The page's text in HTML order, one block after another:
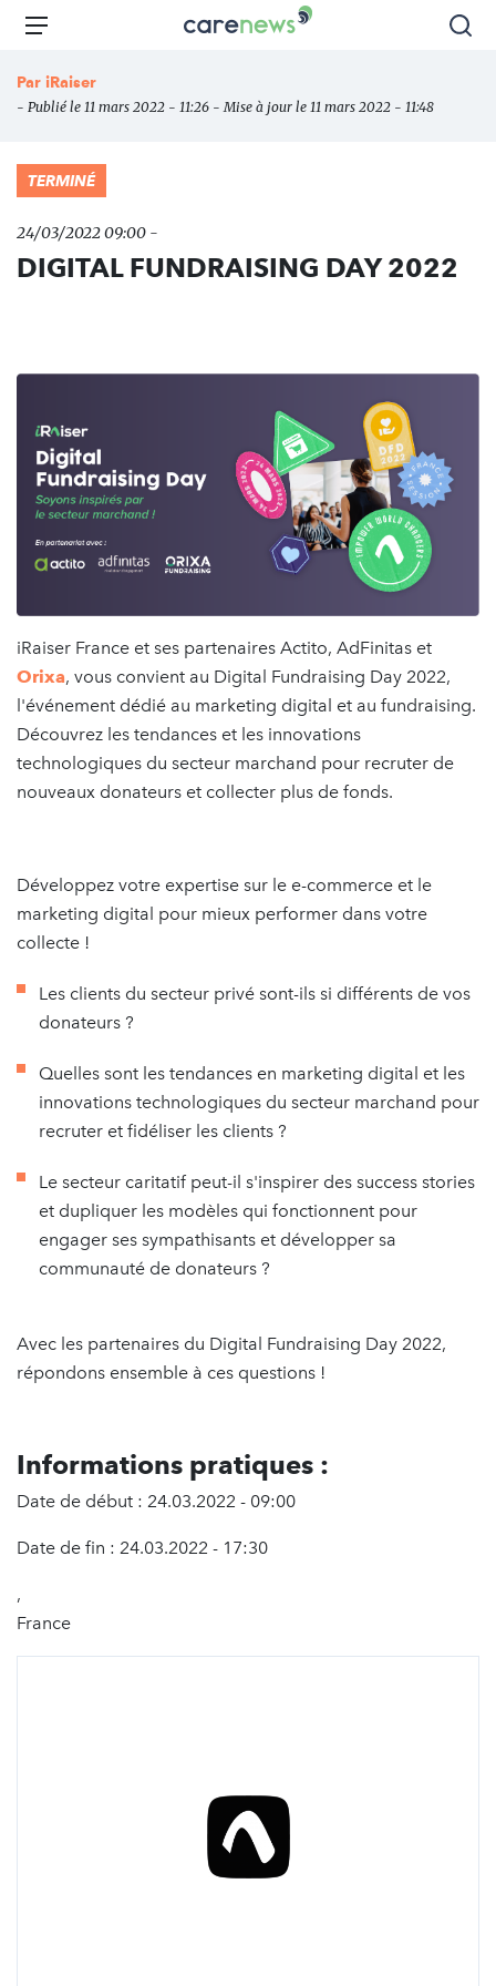
Aller
principal
Carenews,
des
Menu
Par iRaiser
- Publié le 11 mars 2022 - 11:26 - Mise à jour le 11 mars 2022 - 11:48
TERMINÉ
24/03/2022 09:00 -
DIGITAL FUNDRAISING DAY 2022
iRaiser France et ses partenaires Actito, AdFinitas et
Orixa, vous convient au Digital Fundraising Day 2022,
l'événement dédié au marketing digital et au fundraising.
Découvrez les tendances et les innovations
technologiques du secteur marchand pour recruter de
nouveaux donateurs et collecter plus de fonds.
Développez votre expertise sur le e-commerce et le
marketing digital pour mieux performer dans votre
collecte !
Les clients du secteur privé sont-ils si différents de vos
donateurs ?
Quelles sont les tendances en marketing digital et les
innovations technologiques du secteur marchand pour
recruter et fidéliser les clients ?
Le secteur caritatif peut-il s'inspirer des success stories
et dupliquer les modèles qui fonctionnent pour
engager ses sympathisants et développer sa
communauté de donateurs ?
Avec les partenaires du Digital Fundraising Day 2022,
répondons ensemble à ces questions !
Informations pratiques :
Date de début : 24.03.2022 - 09:00
Date de fin : 24.03.2022 - 17:30
,
France